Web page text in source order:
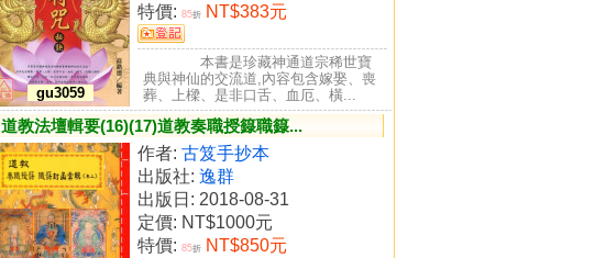
gu3059
特價: 85折 NT$383元
本書是珍藏神通道宗稀世寶
典與神仙的交流道,內容包含嫁娶、喪
葬、上樑、是非口舌、血厄、橫...
道教法壇輯要(16)(17)道教奏職授籙職籙...
作者: 古笈手抄本
出版社: 逸群
出版日: 2018-08-31
定價: NT$1000元
特價: 85折 NT$850元